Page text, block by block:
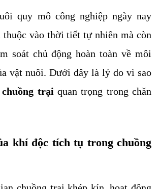
quy mô công nghiệp ngày nay
thuộc vào thời tiết tự nhiên mà còn
soát chủ động hoàn toàn về môi
trại quan trọng trong chăn
khí độc tích tụ trong chuồng